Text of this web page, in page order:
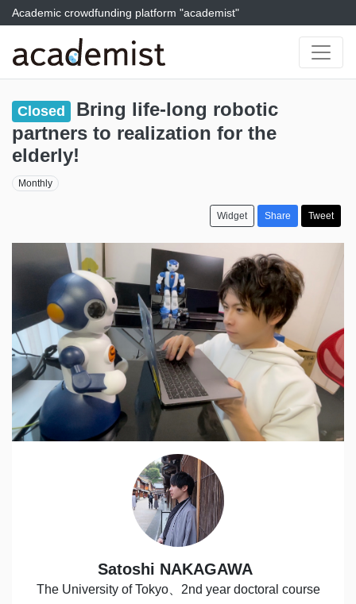
Academic crowdfunding platform "academist"
Closed
Bring life-long robotic
partners to realization for the
elderly!
Monthly
Widget Share Tweet
Satoshi NAKAGAWA
The University of Tokyo、2nd year doctoral course